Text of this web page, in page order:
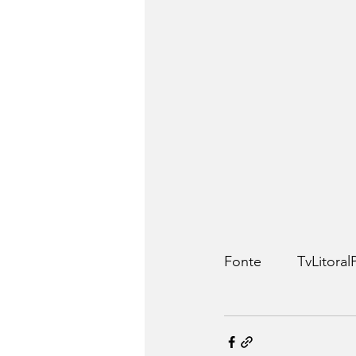
Fonte